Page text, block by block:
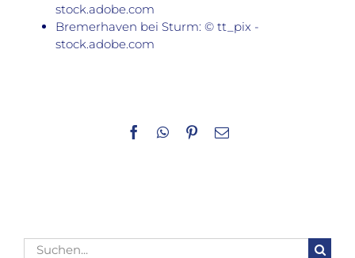
stock.adobe.com
Bremerhaven bei Sturm: © tt_pix -
stock.adobe.com
Facebook
WhatsApp
Pinterest
E-
Suche